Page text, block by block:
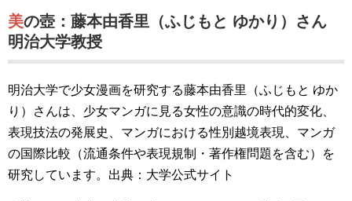
美の壺：藤本由香里（ふじもと ゆかり）さん
明治大学教授
明治大学で少女漫画を研究する藤本由香里（ふじもと ゆか
り）さんは、少女マンガに見る女性の意識の時代的変化、
表現技法の発展史、マンガにおける性別越境表現、マンガ
の国際比較（流通条件や表現規制・著作権問題を含む）を
研究しています。出典：大学公式サイト